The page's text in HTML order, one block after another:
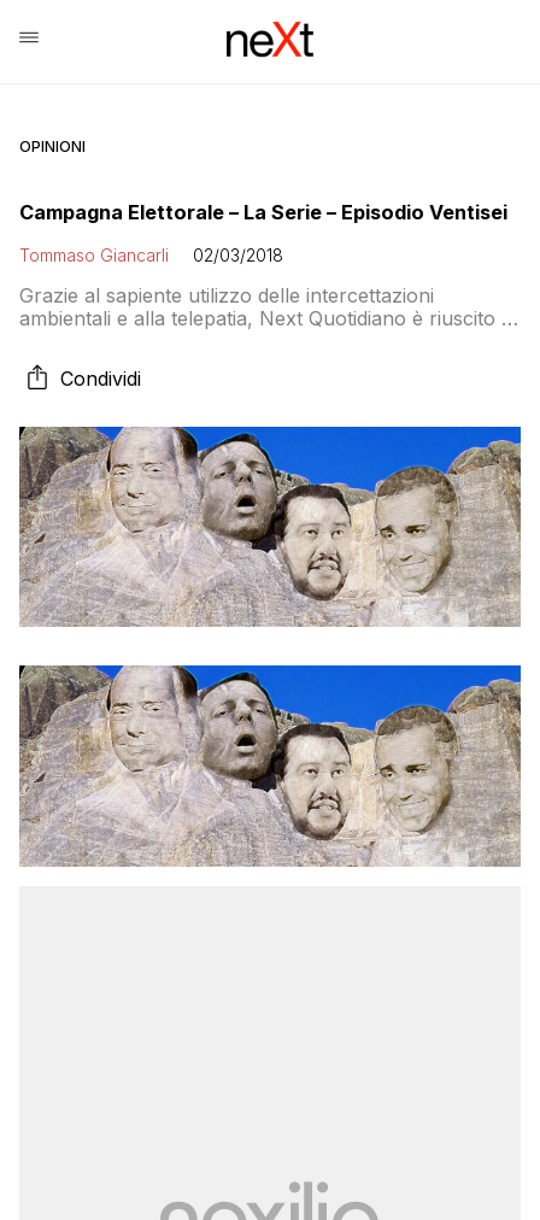
OPINIONI
Campagna Elettorale – La Serie – Episodio Ventisei
Tommaso Giancarli 02/03/2018
Grazie al sapiente utilizzo delle intercettazioni
ambientali e alla telepatia, Next Quotidiano è riuscito a
sedi dei principali partiti e movimenti politici italiani. Ve
ne proporremo uno al giorno, per tutto il periodo della
dare modo ai lettori […]
Condividi